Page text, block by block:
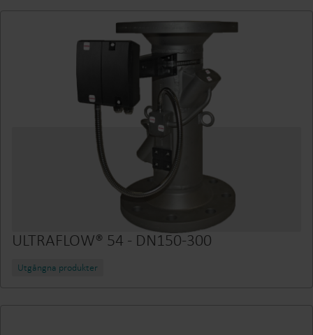
ULTRAFLOW® 54 - DN150-300
Utgångna produkter